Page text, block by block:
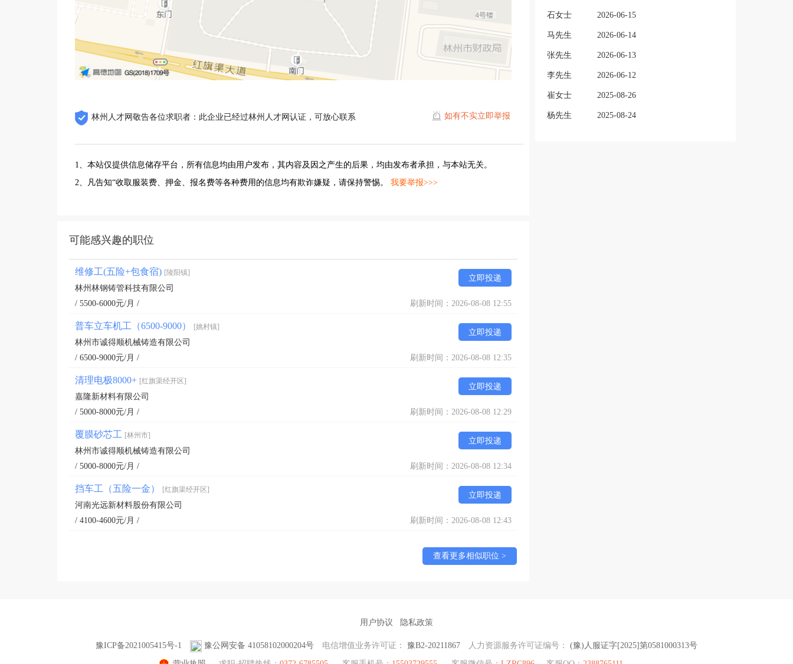
林州人才网敬告各位求职者：此企业已经过林州人才网认证，可放心联系 如有不实立即举报
1、本站仅提供信息储存平台，所有信息均由用户发布，其内容及因之产生的后果，均由发布者承担，与本站无关。
2、凡告知“收取服装费、押金、报名费等各种费用的信息均有欺诈嫌疑，请保持警惕。 我要举报>>>
可能感兴趣的职位
维修工(五险+包食宿) [陵阳镇]
立即投递
林州林钢铸管科技有限公司
/ 5500-6000元/月 /
刷新时间：2026-08-08 12:55
普车立车机工（6500-9000） [姚村镇]
立即投递
林州市诚得顺机械铸造有限公司
/ 6500-9000元/月 /
刷新时间：2026-08-08 12:35
清理电极8000+ [红旗渠经开区]
立即投递
嘉隆新材料有限公司
/ 5000-8000元/月 /
刷新时间：2026-08-08 12:29
覆膜砂芯工 [林州市]
立即投递
林州市诚得顺机械铸造有限公司
/ 5000-8000元/月 /
刷新时间：2026-08-08 12:34
挡车工（五险一金） [红旗渠经开区]
立即投递
河南光远新材料股份有限公司
/ 4100-4600元/月 /
刷新时间：2026-08-08 12:43
查看更多相似职位 >
石女士 2026-06-15
马先生 2026-06-14
张先生 2026-06-13
李先生 2026-06-12
崔女士 2025-08-26
杨先生 2025-08-24
用户协议 隐私政策
豫ICP备2021005415号-1 豫公网安备 41058102000204号 电信增值业务许可证： 豫B2-20211867 人力资源服务许可证编号： (豫)人服证字[2025]第0581000313号